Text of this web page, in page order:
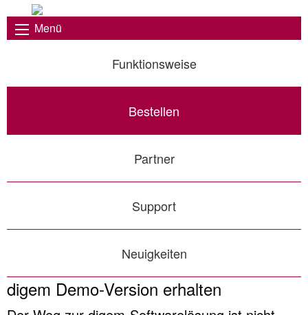
Menü
Funktionsweise
Bestellen
Partner
Support
Neuigkeiten
digem Demo-Version erhalten